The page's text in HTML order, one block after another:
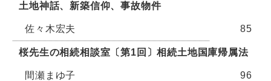
土地神話、新築信仰、事故物件
佐々木宏夫 85
桜先生の相続相談室〔第1回〕相続土地国庫帰属法
間瀬まゆ子 96